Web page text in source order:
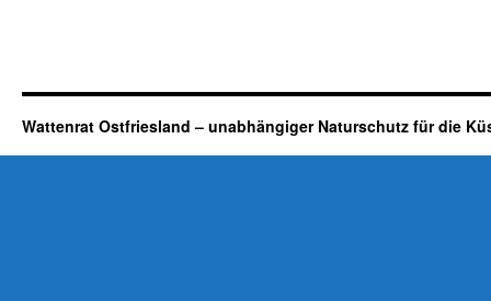
Wattenrat Ostfriesland – unabhängiger Naturschutz für die